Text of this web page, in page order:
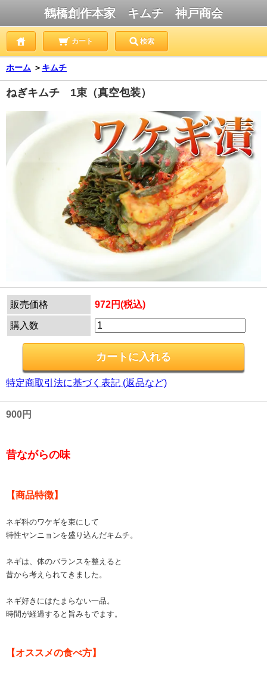
鶴橋創作本家 キムチ 神戸商会
カート 検索
ホーム ＞ キムチ
ねぎキムチ 1束（真空包装）
販売価格 972円(税込)
購入数
特定商取引法に基づく表記 (返品など)
900円
昔ながらの味
【商品特徴】
ネギ科のワケギを束にして
特性ヤンニョンを盛り込んだキムチ。
ネギは、体のバランスを整えると
昔から考えられてきました。
ネギ好きにはたまらない一品。
時間が経過すると旨みもでます。
【オススメの食べ方】